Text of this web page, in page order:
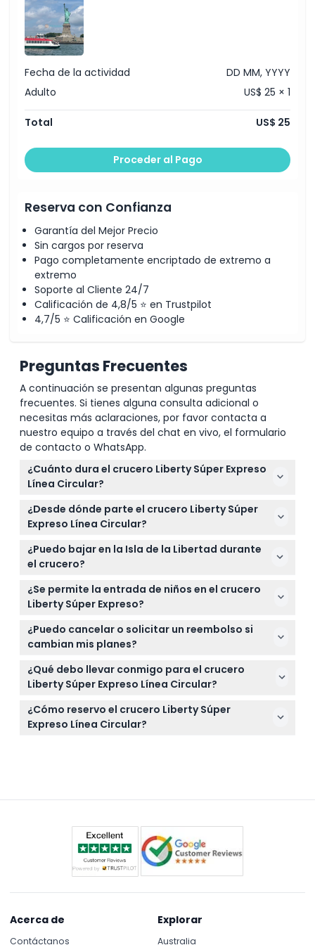
monumentos de Nueva York
Fecha de la actividad
DD MM, YYYY
Adulto
US$ 25 × 1
Total US$ 25
Proceder al Pago
Reserva con Confianza
Garantía del Mejor Precio
Sin cargos por reserva
Pago completamente encriptado de extremo a
extremo
Soporte al Cliente 24/7
Calificación de 4,8/5 ⭐ en Trustpilot
4,7/5 ⭐ Calificación en Google
Preguntas Frecuentes
A continuación se presentan algunas preguntas
frecuentes. Si tienes alguna consulta adicional o
necesitas más aclaraciones, por favor contacta a
nuestro equipo a través del chat en vivo, el formulario
de contacto o WhatsApp.
¿Cuánto dura el crucero Liberty Súper Expreso
Línea Circular?
El crucero dura aproximadamente 50 minutos, lo
que lo hace perfecto si quieres ver la Estatua de la
Libertad y el horizonte de Nueva York sin dedicar
demasiado tiempo. (sujeto a cambios — por favor
confirma al momento de la reserva)
¿Desde dónde parte el crucero Liberty Súper
Expreso Línea Circular?
Sale del Muelle 16 en el South Street Seaport,
ubicado en 89 South St, Nueva York, NY 10038.
hora de salida.
¿Puedo bajar en la Isla de la Libertad durante
el crucero?
No, este crucero se detiene cerca de la Estatua de
la Libertad para fotos pero no incluye desembarque
en la Isla de la Libertad.
¿Se permite la entrada de niños en el crucero
Liberty Súper Expreso?
Sí, los niños menores de 3 años pueden unirse
gratis pero aún necesitan un boleto de admisión,
que puedes obtener en la taquilla.
¿Puedo cancelar o solicitar un reembolso si
cambian mis planes?
Los boletos no son reembolsables y no se pueden
cancelar bajo ninguna circunstancia, así que por
favor asegúrate de tus planes antes de reservar.
¿Qué debo llevar conmigo para el crucero
Liberty Súper Expreso Línea Circular?
Lleva la confirmación de tu boleto, una cámara o
teléfono inteligente para fotos, y viste acorde al
clima ya que estarás al aire libre durante todo el
¿Cómo reservo el crucero Liberty Súper
Expreso Línea Circular?
Acerca de
Contáctanos
Explorar
Australia